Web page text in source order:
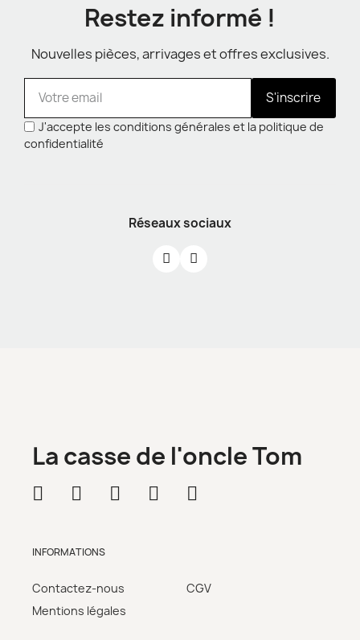
Restez informé !
Nouvelles pièces, arrivages et offres exclusives.
S'inscrire
J'accepte les conditions générales et la politique de
confidentialité
Réseaux sociaux
La casse de l'oncle Tom
INFORMATIONS
Contactez-nous
Mentions légales
CGV